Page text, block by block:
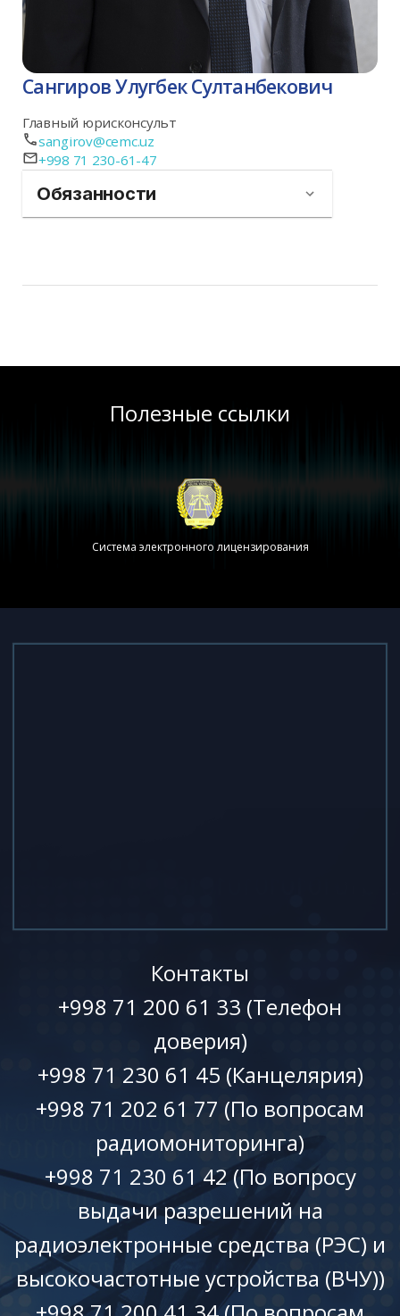
Сангиров Улугбек Султанбекович
Главный юрисконсульт
sangirov@cemc.uz
+998 71 230-61-47
Обязанности
Полезные ссылки
Система электронного лицензирования
Контакты
+998 71 200 61 33 (Телефон
доверия)
+998 71 230 61 45 (Канцелярия)
+998 71 202 61 77 (По вопросам
радиомониторинга)
+998 71 230 61 42 (По вопросу
выдачи разрешений на
радиоэлектронные средства (РЭС) и
высокочастотные устройства (ВЧУ))